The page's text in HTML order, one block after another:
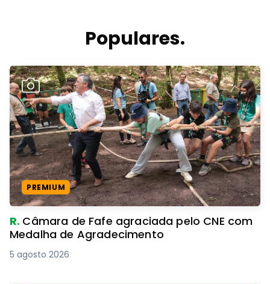
Populares.
PREMIUM
R. Câmara de Fafe agraciada pelo CNE com
Medalha de Agradecimento
5 agosto 2026